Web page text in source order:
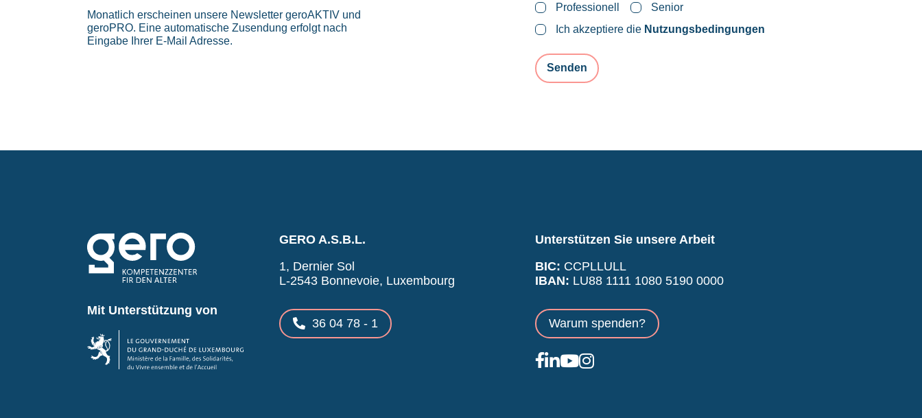
Monatlich erscheinen unsere Newsletter geroAKTIV und
geroPRO. Eine automatische Zusendung erfolgt nach
Eingabe Ihrer E-Mail Adresse.
Professionell
Senior
Ich akzeptiere die Nutzungsbedingungen
Mit Unterstützung von
GERO A.S.B.L.
1, Dernier Sol
L-2543 Bonnevoie, Luxembourg
36 04 78 - 1
Unterstützen Sie unsere Arbeit
BIC: CCPLLULL
IBAN: LU88 1111 1080 5190 0000
Warum spenden?